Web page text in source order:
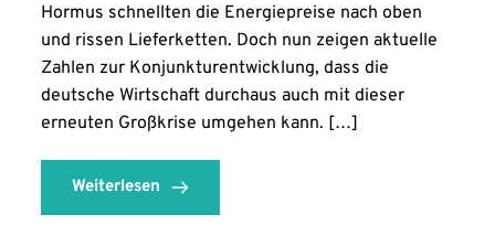
Hormus schnellten die Energiepreise nach oben
und rissen Lieferketten. Doch nun zeigen aktuelle
Zahlen zur Konjunkturentwicklung, dass die
deutsche Wirtschaft durchaus auch mit dieser
erneuten Großkrise umgehen kann. […]
Weiterlesen